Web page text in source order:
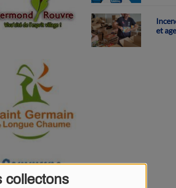
collectons
et